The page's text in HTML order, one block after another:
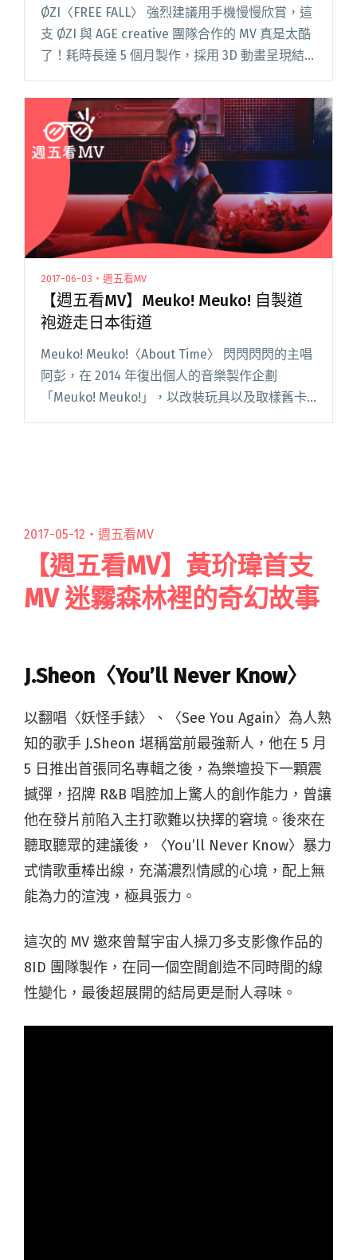
ØZI〈FREE FALL〉 強烈建議用手機慢慢欣賞，這
支 ØZI 與 AGE creative 團隊合作的 MV 真是太酷
了！耗時長達 5 個月製作，採用 3D 動畫呈現結
合 VR 技術，打造奇幻詩史神話色彩。MV 以神話
概念美學融入設計閱讀全文 "【週五看MV】耗時
五個月製作！ØZI〈FREE FALL〉360度互動式MV
藏8種彩蛋邀歌迷解鎖"
2017-06-03・週五看MV
【週五看MV】Meuko! Meuko! 自製道
袍遊走日本街道
Meuko! Meuko!〈About Time〉 閃閃閃閃的主唱
阿彭，在 2014 年復出個人的音樂製作企劃
「Meuko! Meuko!」，以改裝玩具以及取樣舊卡
2017-05-12・ 週五看MV
【週五看MV】黃玠瑋首支
MV 迷霧森林裡的奇幻故事
J.Sheon〈You’ll Never Know〉
以翻唱〈妖怪手錶〉、〈See You Again〉為人熟
知的歌手 J.Sheon 堪稱當前最強新人，他在 5 月
5 日推出首張同名專輯之後，為樂壇投下一顆震
撼彈，招牌 R&B 唱腔加上驚人的創作能力，曾讓
他在發片前陷入主打歌難以抉擇的窘境。後來在
聽取聽眾的建議後，〈You’ll Never Know〉暴力
式情歌重棒出線，充滿濃烈情感的心境，配上無
能為力的渲洩，極具張力。
這次的 MV 邀來曾幫宇宙人操刀多支影像作品的
8ID 團隊製作，在同一個空間創造不同時間的線
性變化，最後超展開的結局更是耐人尋味。